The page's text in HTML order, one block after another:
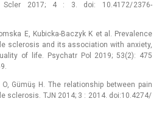
2017; 4 : 3. doi: 10.4172/ 2376-
E, Kubicka-Baczyk K et al. Prevalence
sclerosis and its association with anxiety,
of life. Psychatr Pol 2019; 53(2): 475
Gümüş H. The relationship between pain
sclerosis. TJN 2014; 3 : 2014. doi:10.4274/